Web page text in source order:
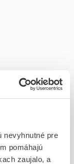
nevyhnutné pre
pomáhajú
zaujalo, a